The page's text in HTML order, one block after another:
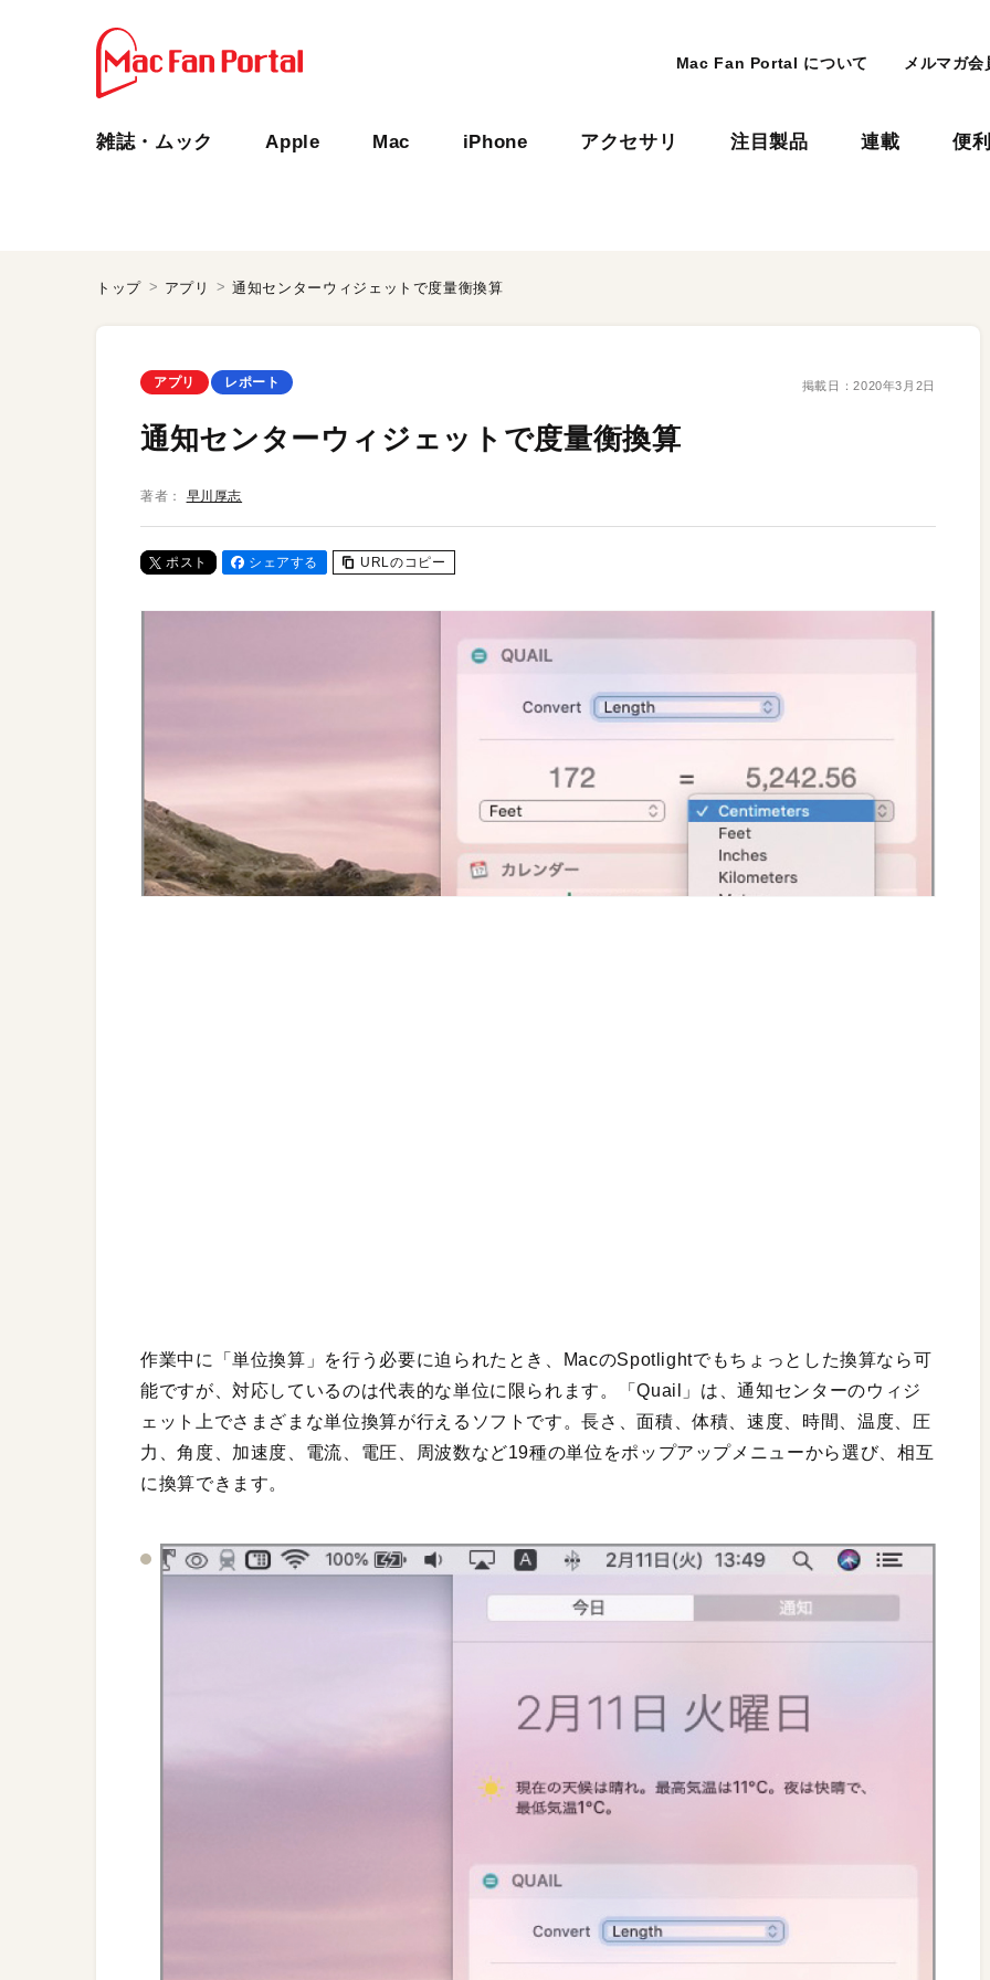
Mac Fan Portal について メルマガ会
雑誌・ムック Apple Mac iPhone アクセサリ 注目製品 連載 便
トップ アプリ 通知センターウィジェットで度量衡換算
アプリ レポート 掲載日：2020年3月2日
通知センターウィジェットで度量衡換算
著者： 早川厚志
ポスト シェアする URLのコピー
作業中に「単位換算」を行う必要に迫られたとき、MacのSpotlightでもちょっとした換算なら可
能ですが、対応しているのは代表的な単位に限られます。「Quail」は、通知センターのウィジ
ェット上でさまざまな単位換算が行えるソフトです。長さ、面積、体積、速度、時間、温度、圧
力、角度、加速度、電流、電圧、周波数など19種の単位をポップアップメニューから選び、相互
に換算できます。